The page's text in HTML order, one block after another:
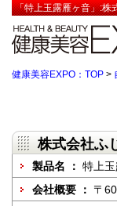
「特上玉露雁ヶ音」:株
健康美容EXPO：TOP >
株式会社ふ
製品名 ： 特上
会社概要 ： 〒